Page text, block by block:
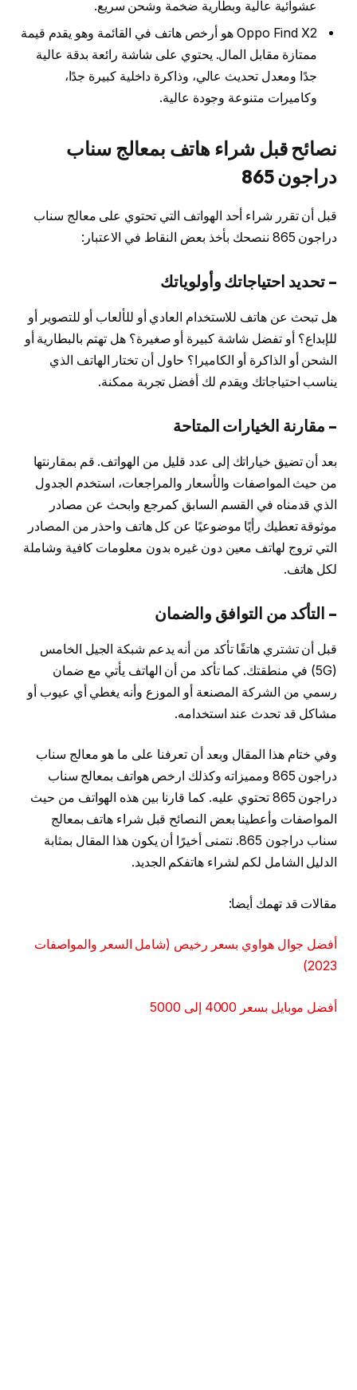
عشوائية عالية وبطارية ضخمة وشحن سريع.
Oppo Find X2 هو أرخص هاتف في القائمة وهو يقدم قيمة
ممتازة مقابل المال. يحتوي على شاشة رائعة بدقة عالية
جدًا ومعدل تحديث عالي، وذاكرة داخلية كبيرة جدًا،
وكاميرات متنوعة وجودة عالية.
نصائح قبل شراء هاتف بمعالج سناب
دراجون 865
قبل أن تقرر شراء أحد الهواتف التي تحتوي على معالج سناب
دراجون 865 ننصحك بأخذ بعض النقاط في الاعتبار:
– تحديد احتياجاتك وأولوياتك
هل تبحث عن هاتف للاستخدام العادي أو للألعاب أو للتصوير أو
للإبداع؟ أو تفضل شاشة كبيرة أو صغيرة؟ هل تهتم بالبطارية أو
الشحن أو الذاكرة أو الكاميرا؟ حاول أن تختار الهاتف الذي
يناسب احتياجاتك ويقدم لك أفضل تجربة ممكنة.
– مقارنة الخيارات المتاحة
بعد أن تضيق خياراتك إلى عدد قليل من الهواتف. قم بمقارنتها
من حيث المواصفات والأسعار والمراجعات، استخدم الجدول
الذي قدمناه في القسم السابق كمرجع وابحث عن مصادر
موثوقة تعطيك رأيًا موضوعيًا عن كل هاتف واحذر من المصادر
التي تروج لهاتف معين دون غيره بدون معلومات كافية وشاملة
لكل هاتف.
– التأكد من التوافق والضمان
قبل أن تشتري هاتفًا تأكد من أنه يدعم شبكة الجيل الخامس
(5G) في منطقتك. كما تأكد من أن الهاتف يأتي مع ضمان
رسمي من الشركة المصنعة أو الموزع وأنه يغطي أي عيوب أو
مشاكل قد تحدث عند استخدامه.
وفي ختام هذا المقال وبعد أن تعرفنا على ما هو معالج سناب
دراجون 865 ومميزاته وكذلك ارخص هواتف بمعالج سناب
دراجون 865 تحتوي عليه. كما قارنا بين هذه الهواتف من حيث
المواصفات وأعطينا بعض النصائح قبل شراء هاتف بمعالج
سناب دراجون 865. نتمنى أخيرًا أن يكون هذا المقال بمثابة
الدليل الشامل لكم لشراء هاتفكم الجديد.
مقالات قد تهمك أيضا:
أفضل جوال هواوي بسعر رخيص (شامل السعر والمواصفات
2023)
أفضل موبايل بسعر 4000 إلى 5000